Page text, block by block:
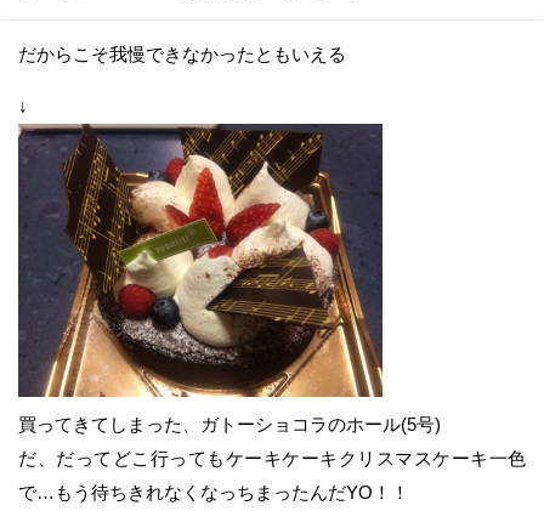
だからこそ我慢できなかったともいえる
↓
買ってきてしまった、ガトーショコラのホール(5号)
だ、だってどこ行ってもケーキケーキクリスマスケーキ一色
で…もう待ちきれなくなっちまったんだYO！！